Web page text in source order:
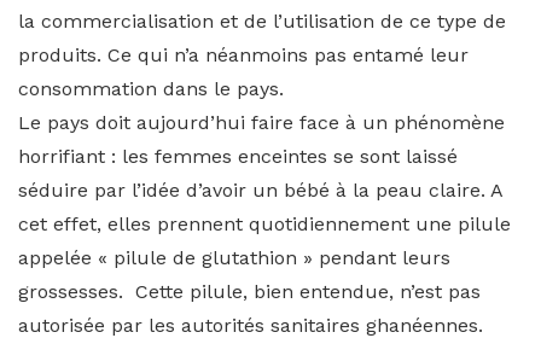
la commercialisation et de l’utilisation de ce type de
produits. Ce qui n’a néanmoins pas entamé leur
consommation dans le pays.
Le pays doit aujourd’hui faire face à un phénomène
horrifiant : les femmes enceintes se sont laissé
séduire par l’idée d’avoir un bébé à la peau claire. A
cet effet, elles prennent quotidiennement une pilule
appelée « pilule de glutathion » pendant leurs
grossesses. Cette pilule, bien entendue, n’est pas
autorisée par les autorités sanitaires ghanéennes.